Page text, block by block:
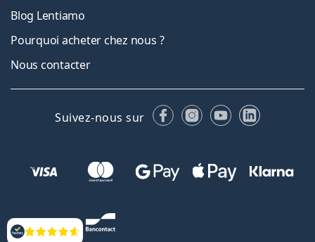
Évaluation
Blog Lentiamo
Pourquoi acheter chez nous ?
Nous contacter
Suivez-nous sur FacebookInstagram
YouTubeLinkedIn